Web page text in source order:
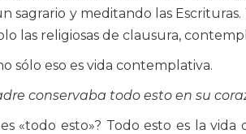
sagrario y meditando las
las religiosas de clausura,
sólo eso es vida contemplativa.
conservaba todo esto en su
«todo esto»? Todo esto es la